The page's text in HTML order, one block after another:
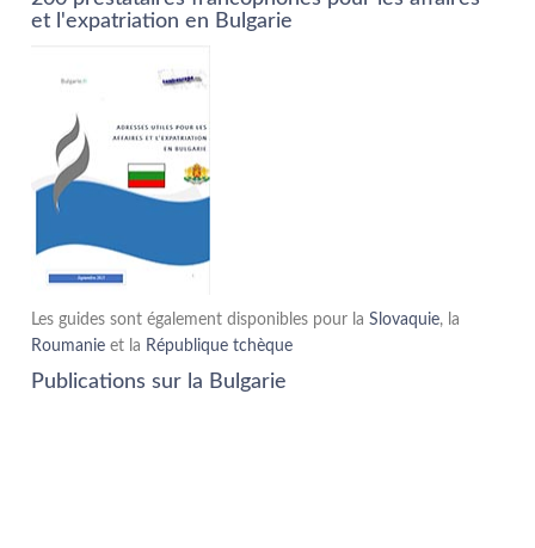
et l'expatriation en Bulgarie
Les guides sont également disponibles pour laSlovaquie, la
Roumanie et la République tchèque
Publications sur la Bulgarie